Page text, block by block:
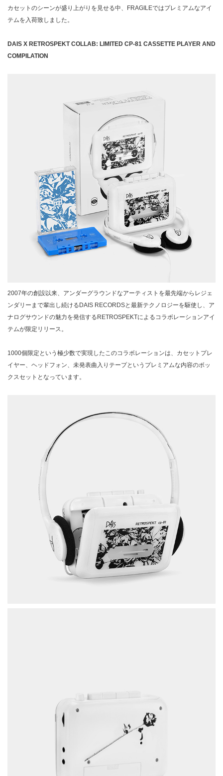
カセットのシーンが盛り上がりを見せる中、FRAGILEではプレミアムなアイ
テムを入荷致しました。
DAIS X RETROSPEKT COLLAB: LIMITED CP-81 CASSETTE PLAYER AND
COMPILATION
2007年の創設以来、アンダーグラウンドなアーティストを最先端からレジェ
ンダリーまで輩出し続けるDAIS RECORDSと最新テクノロジーを駆使し、ア
ナログサウンドの魅力を発信するRETROSPEKTによるコラボレーションアイ
テムが限定リリース。
1000個限定という極少数で実現したこのコラボレーションは、カセットプレ
イヤー、ヘッドフォン、未発表曲入りテープというプレミアムな内容のボッ
クスセットとなっています。